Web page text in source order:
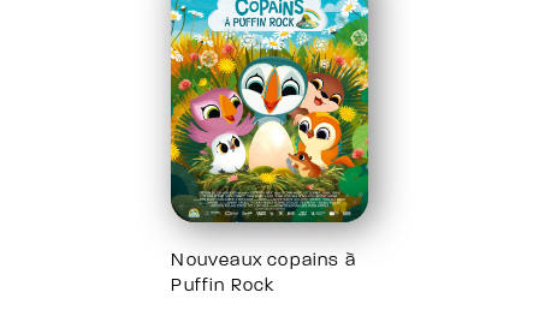
Nouveaux copains à
Puffin Rock